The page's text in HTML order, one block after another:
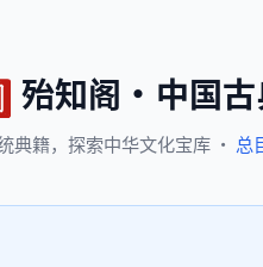
殆知阁 · 中国
典籍， 探索中华文化宝库 · 总